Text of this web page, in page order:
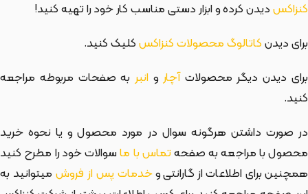
کنزاکسدیدن کرده و ابزار دستی مناسب کار خود را تهیه کنید!
برای دیدنکاتالوگ محصولات کنزاکسکلیک کنید.
برای دیدن دیگر محصولاتآچار و انبربه صفحات مربوطه مراجعه
کنید.
در صورت داشتن هرگونه سوال در مورد محصول و یا نحوه خرید
محصول با مراجعه به صفحهتماس با ماسوالات خود را مطرح کنید
همچنین برای اطلاعات از گارانتی وخدمات پس از فروش میتوانید به